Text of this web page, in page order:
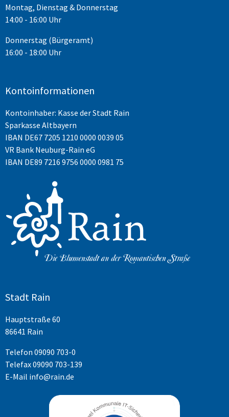
Montag, Dienstag & Donnerstag
14:00 - 16:00 Uhr
Donnerstag (Bürgeramt)
16:00 - 18:00 Uhr
Kontoinformationen
Kontoinhaber: Kasse der Stadt Rain
Sparkasse Altbayern
IBAN DE67 7205 1210 0000 0039 05
VR Bank Neuburg-Rain eG
IBAN DE89 7216 9756 0000 0981 75
Stadt Rain
Hauptstraße 60
86641 Rain
Telefon 09090 703-0
Telefax 09090 703-139
E-Mail info@rain.de